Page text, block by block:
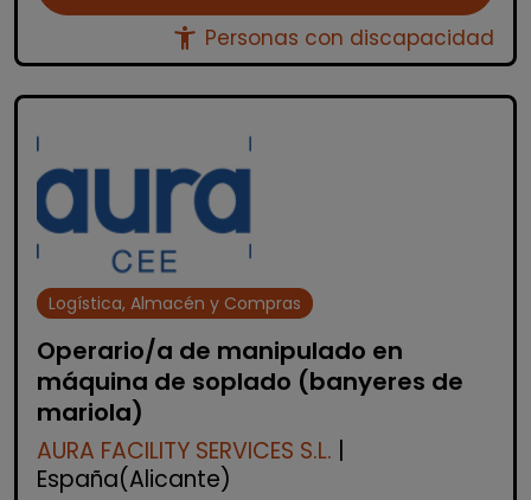
accessibility_new Personas con discapacidad
Logística, Almacén y Compras
Operario/a de manipulado en
máquina de soplado (banyeres de
mariola)
AURA FACILITY SERVICES S.L. |
España(Alicante)